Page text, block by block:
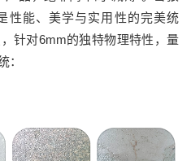
性能、美学与实用性的完美统
针对6mm的独特物理特性，量
：